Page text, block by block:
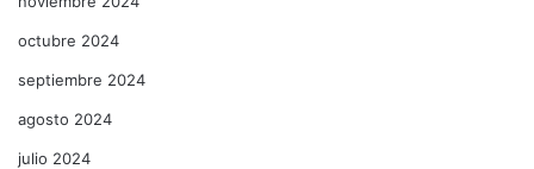
octubre 2024
septiembre 2024
agosto 2024
julio 2024